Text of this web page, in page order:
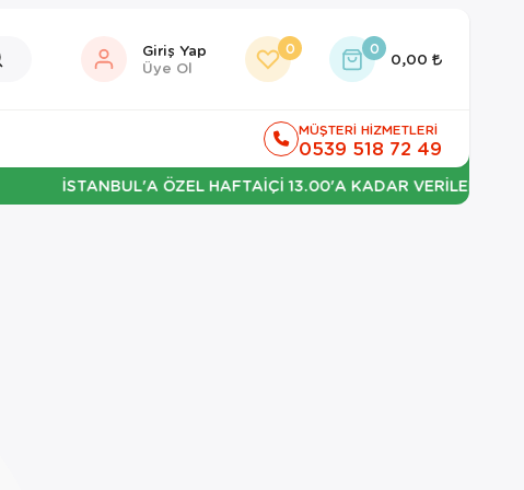
Giriş Yap
Üye Ol
0 0
0,00
MÜŞTERİ HİZMETLERİ
0539 518 72 49
İSTANBUL'A ÖZEL HAFTAİÇİ 13.00'A KADAR VERİLEN